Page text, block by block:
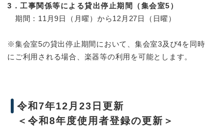
3．工事関係等による貸出停止期間（集会室5）
期間：11月9日（月曜）から12月27日（日曜）
※集会室5の貸出停止期間において、集会室3及び4を同時
にご利用される場合、楽器等の利用を可能とします。
令和7年12月23日更新
＜令和8年度使用者登録の更新＞